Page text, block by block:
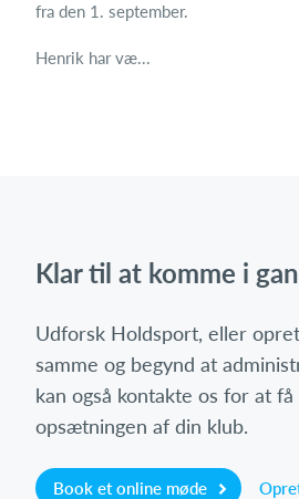
fra den 1. september.
Henrik har væ...
Klar til at komme i
Udforsk Holdsport, eller
samme og begynd at
kan også kontakte os for at
opsætningen af din klub.
Book et online møde